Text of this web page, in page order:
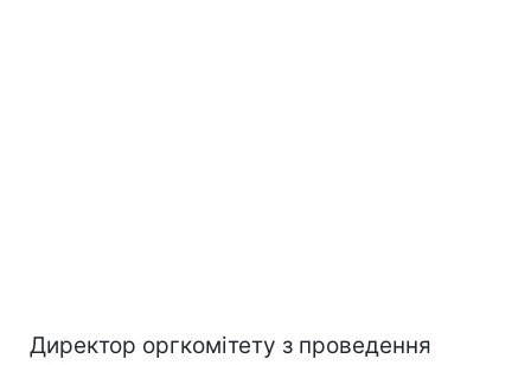
Директор оргкомітету з проведення